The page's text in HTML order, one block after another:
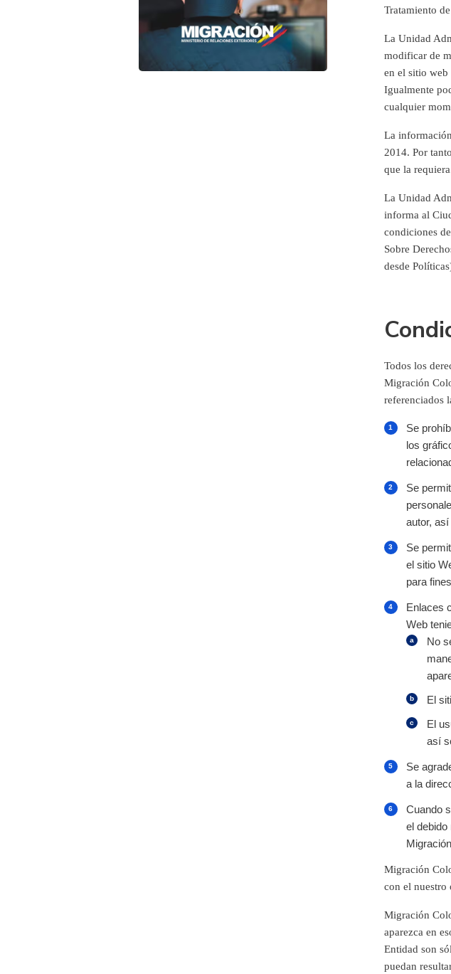
Tratamiento
La Unidad
modificar de
en el sitio web
Igualmente
cualquier
La
2014. Por
que la
La Unidad
informa al
condiciones
Sobre
desde
Todos los
Migración
referenciados
Se
los
Se
autor,
Se
el sitio
para
Enlaces
Web
No
El
El
así
Se
a la
Cuando
el
Migración
con el nuestro
Migración
aparezca en
Entidad son
puedan